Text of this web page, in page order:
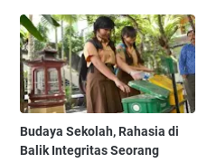
Budaya Sekolah, Rahasia di
Balik Integritas Seorang